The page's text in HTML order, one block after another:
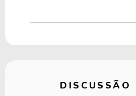
DISCUSSÃO